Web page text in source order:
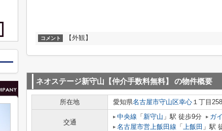
コメント 【外観】
ネオステージ新守山【仲介手数料無料】 の物件概要
所在地 愛知県名古屋市守山区幸心 １丁目258
交通
中央線 「 新守山 」駅 徒歩9分 ガ
名古屋市営上飯田線 「 上飯田 」駅